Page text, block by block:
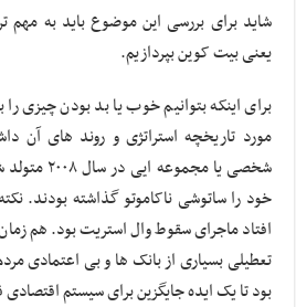
شاید برای بررسی این موضوع باید به مهم
یعنی بیت کوین بپردازیم.
برای اینکه بتوانیم خوب یا بد بودن چیزی
مورد تاریخچه استراتژی و روند های آن
شخصی یا
خود را ساتوشی ناکاموتو گذاشته بودند.
افتاد ماجرای سقوط وال استریت بود. هم
تعطیلی بسیاری از بانک ها و بی اعتمادی
بود تا یک ایده جایگزین برای سیستم